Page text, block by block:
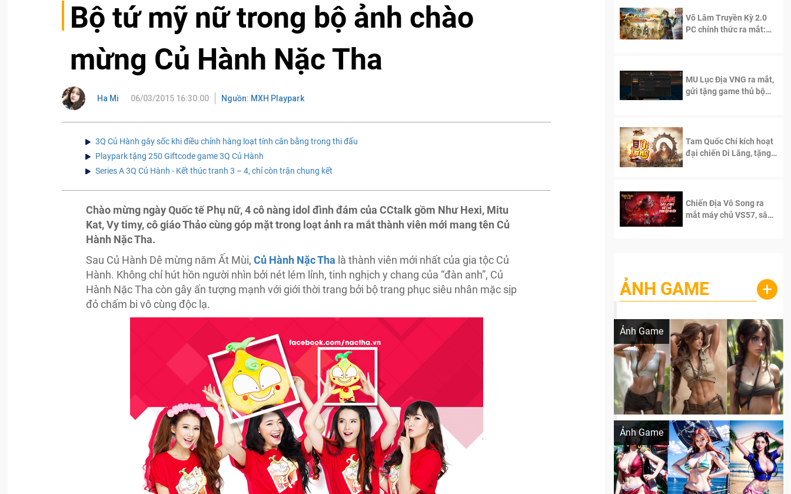
Bộ tứ mỹ nữ trong bộ ảnh chào
mừng Củ Hành Nặc Tha
Ha Mi 06/03/2015 16:30:00 Nguồn: MXH Playpark
3Q Củ Hành gây sốc khi điều chỉnh hàng loạt tính cân bằng trong thi đấu
Playpark tặng 250 Giftcode game 3Q Củ Hành
Series A 3Q Củ Hành - Kết thúc tranh 3 – 4, chỉ còn trận chung kết
Chào mừng ngày Quốc tế Phụ nữ, 4 cô nàng idol đình đám của CCtalk gồm Như Hexi, Mitu
Kat, Vy timy, cô giáo Thảo cùng góp mặt trong loạt ảnh ra mắt thành viên mới mang tên Củ
Hành Nặc Tha.
Sau Củ Hành Dê mừng năm Ất Mùi,Củ Hành Nặc Tha là thành viên mới nhất của gia tộc Củ
Hành. Không chỉ hút hồn người nhìn bởi nét lém lỉnh, tinh nghịch y chang của “đàn anh”, Củ
Hành Nặc Tha còn gây ấn tượng mạnh với giới thời trang bởi bộ trang phục siêu nhân mặc sịp
đỏ chấm bi vô cùng độc lạ.
Võ Lâm Truyền Kỳ 2.0
PC chính thức ra mắt:
MU Lục Địa VNG ra mắt,
gửi tặng game thủ bộ
Tam Quốc Chí kích hoạt
đại chiến Di Lăng, tặng
Chiến Địa Vô Song ra
mắt máy chủ VS57, sân
ẢNH GAME +
Ảnh Game
Lala Croft vừa nóng vừa xinh dưới nét vẽ
Ảnh Game
Khi AI Cosplay gái đẹp One Piece